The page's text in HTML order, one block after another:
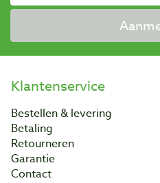
Klantenservice
Bestellen & levering
Betaling
Retourneren
Garantie
Contact